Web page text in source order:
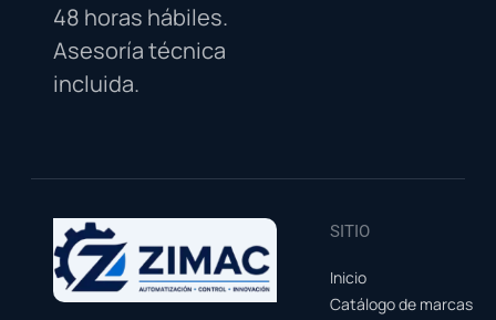
48 horas hábiles.
Asesoría técnica
incluida.
SITIO
Inicio
Catálogo de marcas